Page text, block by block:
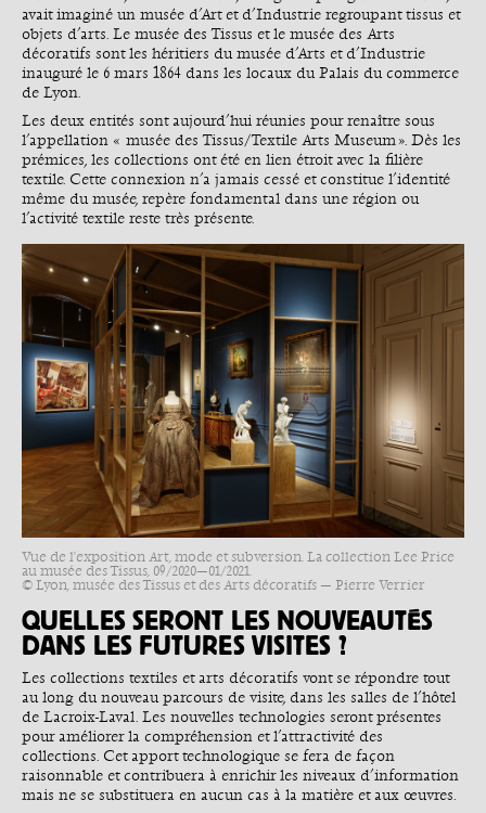
avait imaginé un musée d’Art et d’Industrie regroupant tissus et
objets d’arts. Le musée des Tissus et le musée des Arts
décoratifs sont les héritiers du musée d’Arts et d’Industrie
inauguré le 6 mars 1864 dans les locaux du Palais du commerce
de Lyon.
Les deux entités sont aujourd’hui réunies pour renaître sous
l’appellation « musée des Tissus/Textile Arts Museum ». Dès les
prémices, les collections ont été en lien étroit avec la filière
textile. Cette connexion n’a jamais cessé et constitue l’identité
même du musée, repère fondamental dans une région ou
l’activité textile reste très présente.
Vue de l'exposition Art, mode et subversion. La collection Lee Price
au musée des Tissus, 09/2020—01/2021.
© Lyon, musée des Tissus et des Arts décoratifs — Pierre Verrier
QUELLES SERONT LES NOUVEAUTÉS
DANS LES FUTURES VISITES ?
Les collections textiles et arts décoratifs vont se répondre tout
au long du nouveau parcours de visite, dans les salles de l’hôtel
de Lacroix-Laval. Les nouvelles technologies seront présentes
pour améliorer la compréhension et l’attractivité des
collections. Cet apport technologique se fera de façon
raisonnable et contribuera à enrichir les niveaux d’information
mais ne se substituera en aucun cas à la matière et aux œuvres.